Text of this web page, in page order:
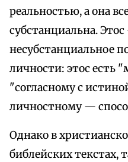
реальностью, а она
субстанциальна.
несубстанциальное
личности: этос есть
"согласному с
личностному —
Однако в
библейских текстах,